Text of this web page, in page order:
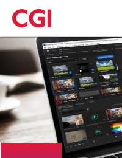
Skip
to
main
content